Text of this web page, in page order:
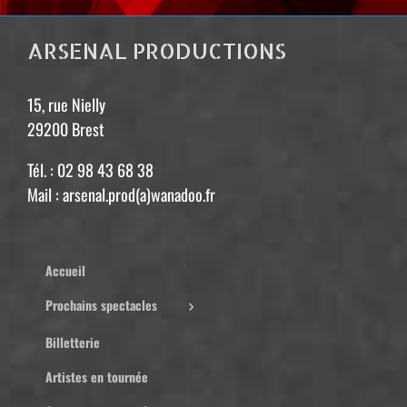
ARSENAL PRODUCTIONS
15, rue Nielly
29200 Brest
Tél. : 02 98 43 68 38
Mail : arsenal.prod(a)wanadoo.fr
Accueil
Prochains spectacles
Billetterie
Artistes en tournée